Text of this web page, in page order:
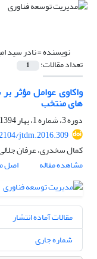
نویسنده =نادر سید
تعداد مقالات: 1
واکاوی عوامل مؤثر
های منتخب
دوره 3، شماره 1، بهار 1394، صفحه
jtdm.2016.309
کمال سخدری، عرفان
مشاهده مقاله
اصل
مقالات آماده انتشار
شماره جاری